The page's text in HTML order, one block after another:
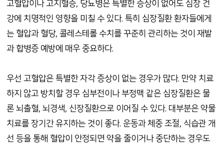
고혈압이나 고지혈증, 당뇨병은 특별한 증상이 없어도 심장 건
강에 치명적인 영향을 미칠 수 있다.특히 심장질환 환자들에게
는 혈압과 혈당,콜레스테롤 수치를 꾸준히 관리하는 것이 재발
과 합병증 예방에 매우 중요하다.
우선 고혈압은 특별한 자각 증상이 없는 경우가 많다. 만약 치료
하지 않고 방치할 경우 심부전이나 부정맥 같은 심장질환은 물
론 뇌출혈,뇌경색, 신장질환으로 이어질 수 있다. 대부분은 약물
치료를 장기간 유지하는 것이 좋다.운동과 체중 조절, 식습관 개
선 등을 통해 혈압이 안정되면 약을 줄이거나 중단하는 경우도